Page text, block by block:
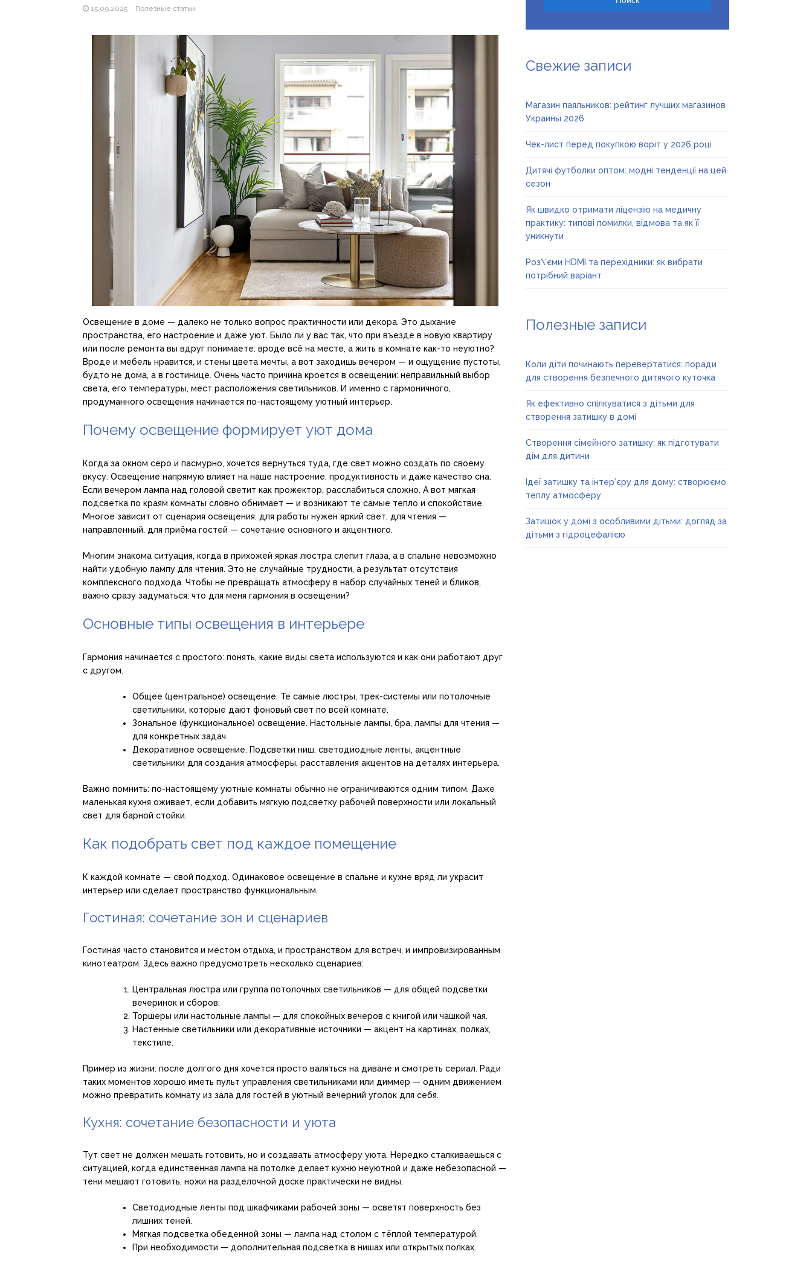
15.09.2025 Полезные статьи
Освещение в доме — далеко не только вопрос практичности или декора. Это дыхание
пространства, его настроение и даже уют. Было ли у вас так, что при въезде в новую квартиру
или после ремонта вы вдруг понимаете: вроде всё на месте, а жить в комнате как-то неуютно?
Вроде и мебель нравится, и стены цвета мечты, а вот заходишь вечером — и ощущение пустоты,
будто не дома, а в гостинице. Очень часто причина кроется в освещении: неправильный выбор
света, его температуры, мест расположения светильников. И именно с гармоничного,
продуманного освещения начинается по-настоящему уютный интерьер.
Почему освещение формирует уют дома
Когда за окном серо и пасмурно, хочется вернуться туда, где свет можно создать по своему
вкусу. Освещение напрямую влияет на наше настроение, продуктивность и даже качество сна.
Если вечером лампа над головой светит как прожектор, расслабиться сложно. А вот мягкая
подсветка по краям комнаты словно обнимает — и возникают те самые тепло и спокойствие.
Многое зависит от сценария освещения: для работы нужен яркий свет, для чтения —
направленный, для приёма гостей — сочетание основного и акцентного.
Многим знакома ситуация, когда в прихожей яркая люстра слепит глаза, а в спальне невозможно
найти удобную лампу для чтения. Это не случайные трудности, а результат отсутствия
комплексного подхода. Чтобы не превращать атмосферу в набор случайных теней и бликов,
важно сразу задуматься: что для меня гармония в освещении?
Основные типы освещения в интерьере
Гармония начинается с простого: понять, какие виды света используются и как они работают друг
с другом.
Общее (центральное) освещение. Те самые люстры, трек-системы или потолочные
светильники, которые дают фоновый свет по всей комнате.
Зональное (функциональное) освещение. Настольные лампы, бра, лампы для чтения —
для конкретных задач.
Декоративное освещение. Подсветки ниш, светодиодные ленты, акцентные
светильники для создания атмосферы, расставления акцентов на деталях интерьера.
Важно помнить: по-настоящему уютные комнаты обычно не ограничиваются одним типом. Даже
маленькая кухня оживает, если добавить мягкую подсветку рабочей поверхности или локальный
свет для барной стойки.
Как подобрать свет под каждое помещение
К каждой комнате — свой подход. Одинаковое освещение в спальне и кухне вряд ли украсит
интерьер или сделает пространство функциональным.
Гостиная: сочетание зон и сценариев
Гостиная часто становится и местом отдыха, и пространством для встреч, и импровизированным
кинотеатром. Здесь важно предусмотреть несколько сценариев:
Центральная люстра или группа потолочных светильников — для общей подсветки
вечеринок и сборов.
Торшеры или настольные лампы — для спокойных вечеров с книгой или чашкой чая.
Настенные светильники или декоративные источники — акцент на картинах, полках,
текстиле.
Пример из жизни: после долгого дня хочется просто валяться на диване и смотреть сериал. Ради
таких моментов хорошо иметь пульт управления светильниками или диммер — одним движением
можно превратить комнату из зала для гостей в уютный вечерний уголок для себя.
Кухня: сочетание безопасности и уюта
Тут свет не должен мешать готовить, но и создавать атмосферу уюта. Нередко сталкиваешься с
ситуацией, когда единственная лампа на потолке делает кухню неуютной и даже небезопасной —
тени мешают готовить, ножи на разделочной доске практически не видны.
Светодиодные ленты под шкафчиками рабочей зоны — осветят поверхность без
лишних теней.
Мягкая подсветка обеденной зоны — лампа над столом с тёплой температурой.
При необходимости — дополнительная подсветка в нишах или открытых полках.
Свежие записи
Магазин паяльников: рейтинг лучших магазинов
Украины 2026
Чек-лист перед покупкою воріт у 2026 році
Дитячі футболки оптом: модні тенденції на цей
сезон
Як швидко отримати ліцензію на медичну
практику: типові помилки, відмова та як її
уникнути
Роз\’єми HDMI та перехідники: як вибрати
потрібний варіант
Полезные записи
Коли діти починають перевертатися: поради
для створення безпечного дитячого куточка
Як ефективно спілкуватися з дітьми для
створення затишку в домі
Створення сімейного затишку: як підготувати
дім для дитини
Ідеї затишку та інтер’єру для дому: створюємо
теплу атмосферу
Затишок у домі з особливими дітьми: догляд за
дітьми з гідроцефалією